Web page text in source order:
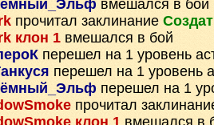
вмешался в бой
прочитал заклинание
клон 1 вмешался в бой
перешел на 1 уровень
перешел на 1 уровень
перешел на 1
прочитал
клон 1 вмешался в